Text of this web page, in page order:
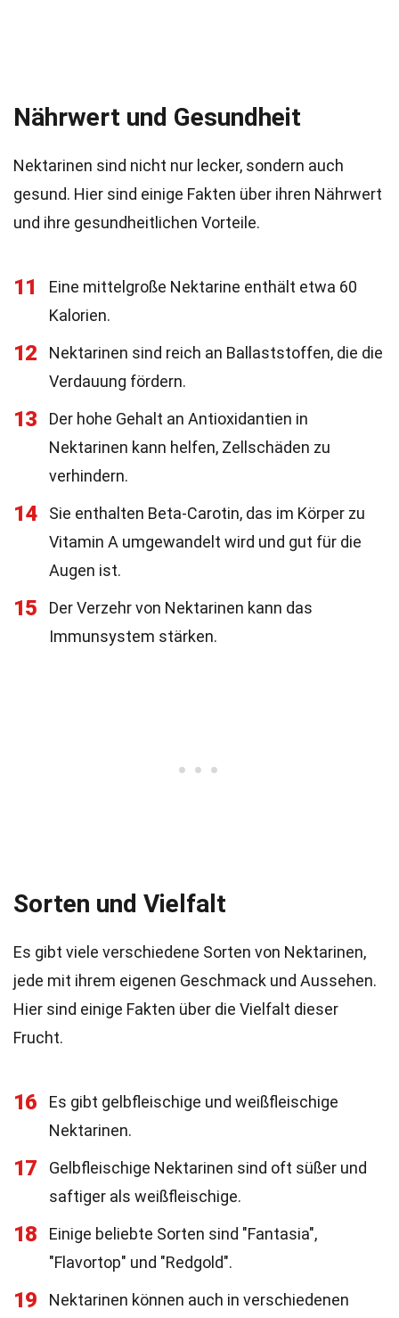
Nährwert und Gesundheit
Nektarinen sind nicht nur lecker, sondern auch
gesund. Hier sind einige Fakten über ihren Nährwert
und ihre gesundheitlichen Vorteile.
11
Eine mittelgroße Nektarine enthält etwa 60
Kalorien.
12
Nektarinen sind reich an Ballaststoffen, die die
Verdauung fördern.
13
Der hohe Gehalt an Antioxidantien in
Nektarinen kann helfen, Zellschäden zu
verhindern.
14
Sie enthalten Beta-Carotin, das im Körper zu
Vitamin A umgewandelt wird und gut für die
Augen ist.
15
Der Verzehr von Nektarinen kann das
Immunsystem stärken.
Sorten und Vielfalt
Es gibt viele verschiedene Sorten von Nektarinen,
jede mit ihrem eigenen Geschmack und Aussehen.
Hier sind einige Fakten über die Vielfalt dieser
Frucht.
16
Es gibt gelbfleischige und weißfleischige
Nektarinen.
17
Gelbfleischige Nektarinen sind oft süßer und
saftiger als weißfleischige.
18
Einige beliebte Sorten sind "Fantasia",
"Flavortop" und "Redgold".
19
Nektarinen können auch in verschiedenen